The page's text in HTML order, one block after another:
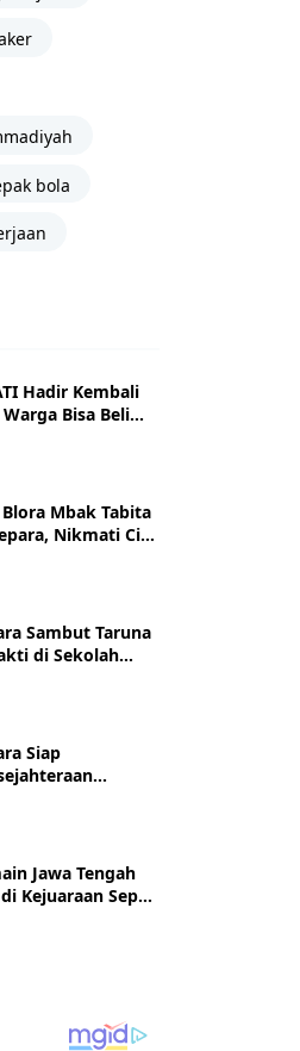
bola
Hadir Kembali
Bisa Beli
Goreng
Mbak Tabita
Nikmati Cita
Rp10 Ribu
Sambut Taruna
di Sekolah
Siap
Jawa Tengah
Kejuaraan Sepak